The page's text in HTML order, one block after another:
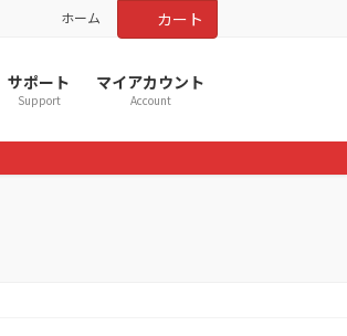
ホーム カート
サポート
Support
マイアカウント
Account